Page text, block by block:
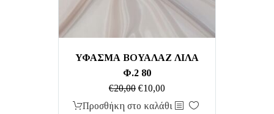
ΥΦΑΣΜΑ ΒΟΥΑΛΑΖ ΛΙΛΑ
Φ.2 80
€20,00 Original
price
€10,00Η
τρέχουσα
Προσθήκη στο καλάθι